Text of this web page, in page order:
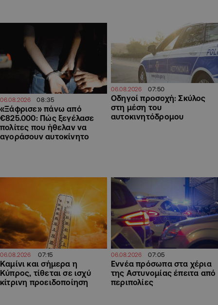
06.08.2026 08:35
«Ξάφρισε» πάνω από
€825.000: Πώς ξεγέλασε
πολίτες που ήθελαν να
αγοράσουν αυτοκίνητο
06.08.2026 07:50
Οδηγοί προσοχή: Σκύλος
στη μέση του
αυτοκινητόδρομου
06.08.2026 07:15
Καμίνι και σήμερα η
Κύπρος, τίθεται σε ισχύ
κίτρινη προειδοποίηση
06.08.2026 07:05
Εννέα πρόσωπα στα χέρια
της Αστυνομίας έπειτα από
περιπολίες